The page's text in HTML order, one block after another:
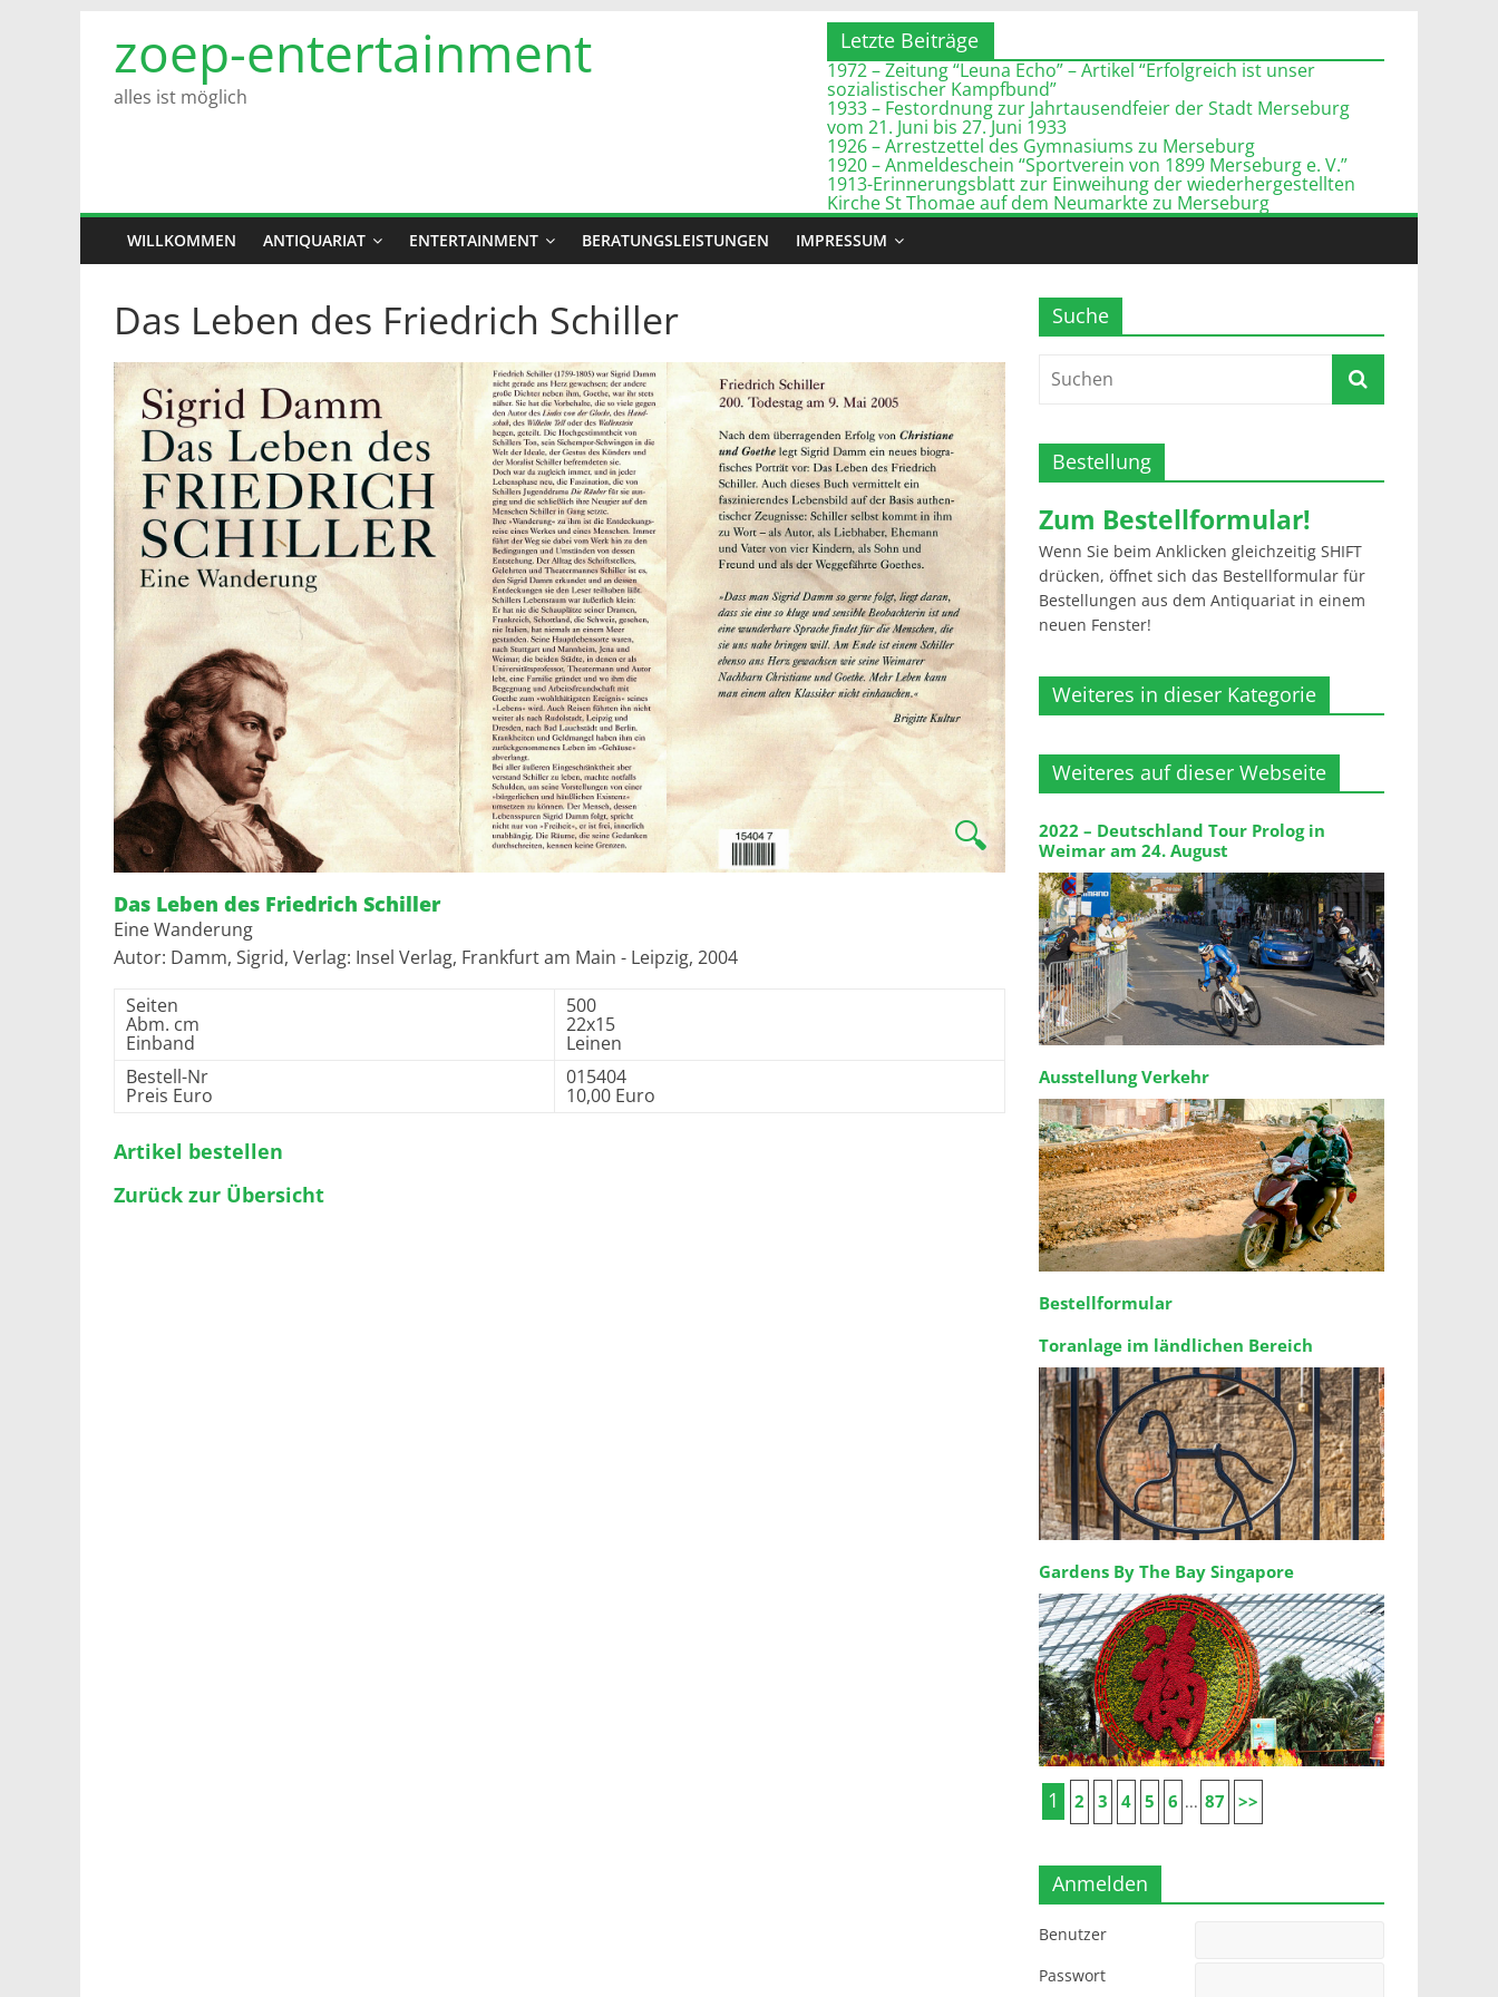
Inhalt
springen
zoep-entertainment
alles ist möglich
Letzte Beiträge
1972 – Zeitung “Leuna Echo” – Artikel “Erfolgreich ist unser
sozialistischer Kampfbund”
1933 – Festordnung zur Jahrtausendfeier der Stadt Merseburg
vom 21. Juni bis 27. Juni 1933
1926 – Arrestzettel des Gymnasiums zu Merseburg
1920 – Anmeldeschein “Sportverein von 1899 Merseburg e. V.”
1913-Erinnerungsblatt zur Einweihung der wiederhergestellten
Kirche St Thomae auf dem Neumarkte zu Merseburg
WILLKOMMEN ANTIQUARIAT ENTERTAINMENT BERATUNGSLEISTUNGEN IMPRESSUM
Das Leben des Friedrich Schiller
🔍
Das Leben des Friedrich Schiller
Eine Wanderung
Autor: Damm, Sigrid, Verlag: Insel Verlag, Frankfurt am Main - Leipzig, 2004
Seiten
Abm. cm
Einband
500
22x15
Leinen
Bestell-Nr
Preis Euro
015404
10,00 Euro
Artikel bestellen
Zurück zur Übersicht
Suche
Bestellung
Zum Bestellformular!
Wenn Sie beim Anklicken gleichzeitig SHIFT
drücken, öffnet sich das Bestellformular für
Bestellungen aus dem Antiquariat in einem
neuen Fenster!
Weiteres in dieser Kategorie
Weiteres auf dieser Webseite
2022 – Deutschland Tour Prolog in
Weimar am 24. August
Ausstellung Verkehr
Bestellformular
Toranlage im ländlichen Bereich
Gardens By The Bay Singapore
1 2 3 4 5 6 ... 87 >>
Anmelden
Benutzer
Passwort